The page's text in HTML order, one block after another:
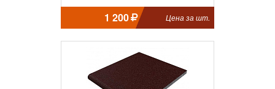
1 200 Цена за шт.